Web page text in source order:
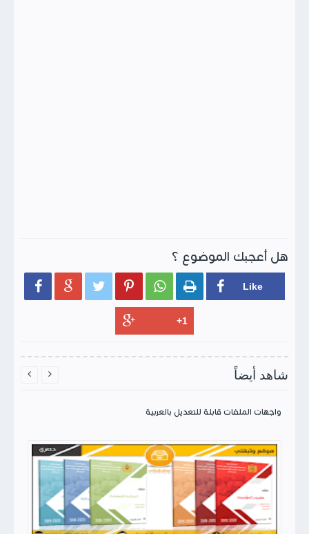
هل أعجبك الموضوع ؟
     
شاهد أيضاً
واجهات الملفات قابلة للتعديل بالعربية
 